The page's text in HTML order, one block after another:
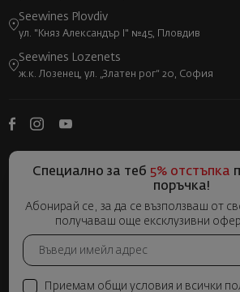
Seewines Plovdiv
ул. "Княз Александър I" №45, Пловдив
Seewines Lozenets
ж.к. Лозенец, ул. „Златен рог“ 20, София
Специално за теб 5% отстъпка
поръчка!
Абонирай се, за да се възползваш от
получаваш още ексклузивни
Приемам общи условия и всички